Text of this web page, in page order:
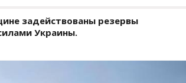
задействованы резервы
Украины.